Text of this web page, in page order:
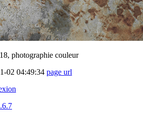
photographie couleur
02 04:49:34 page url